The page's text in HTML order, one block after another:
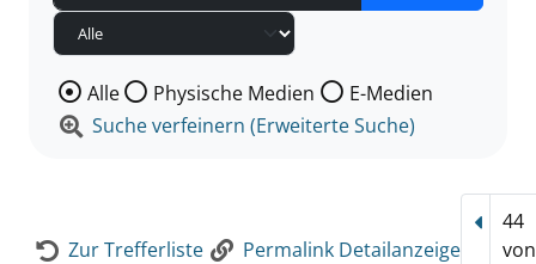
Wählen Sie die Medienart nach der Sie suchen wollen.
Alle Physische Medien
E-Medien
Suche verfeinern (Erweiterte Suche)
Zur Trefferliste Permalink Detailanzeige
44
von